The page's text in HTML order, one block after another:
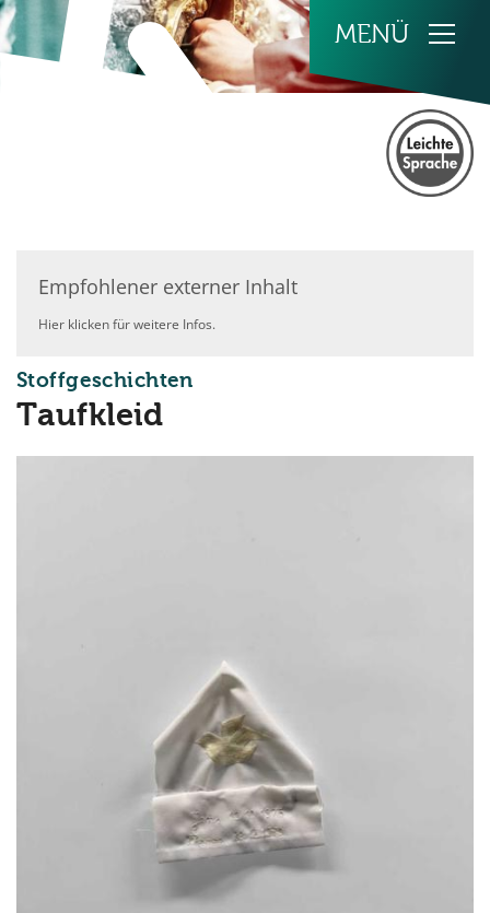
Zum Inhalt springen
Empfohlener externer Inhalt
Hier klicken für weitere Infos.
Stoffgeschichten:
Taufkleid